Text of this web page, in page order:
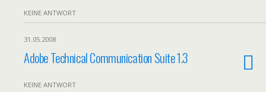
KEINE ANTWORT
31.05.2008
Adobe Technical Communication Suite 1.3
KEINE ANTWORT